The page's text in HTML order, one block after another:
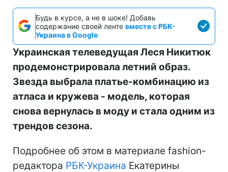
Будь в курсе, а не в шоке! Добавь
содержание своей ленте вместе с РБК-
Украина в Google
Украинская телеведущая Леся Никитюк
продемонстрировала летний образ.
Звезда выбрала платье-комбинацию из
атласа и кружева - модель, которая
снова вернулась в моду и стала одним из
трендов сезона.
Подробнее об этом в материале fashion-
редактора РБК-Украина Екатерины